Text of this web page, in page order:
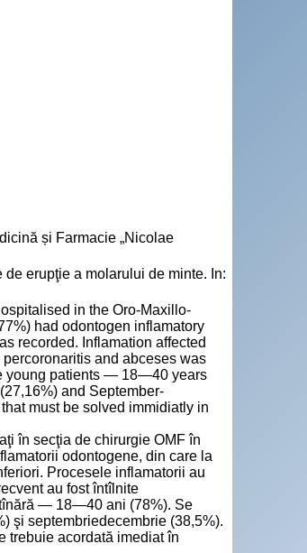
și Farmacie „Nicolae
erupţie a molarului de minte. In:
in the Oro-Maxillo-
had odontogen inflamatory
recorded. Inflamation affected
and abceses was
young patients — 18—40 years
and September-
must be solved immidiatly in
în secţia de chirurgie OMF în
odontogene, din care la
Procesele inflamatorii au
au fost întîlnite
— 18—40 ani (78%). Se
şi septembriedecembrie (38,5%).
trebuie acordată imediat în